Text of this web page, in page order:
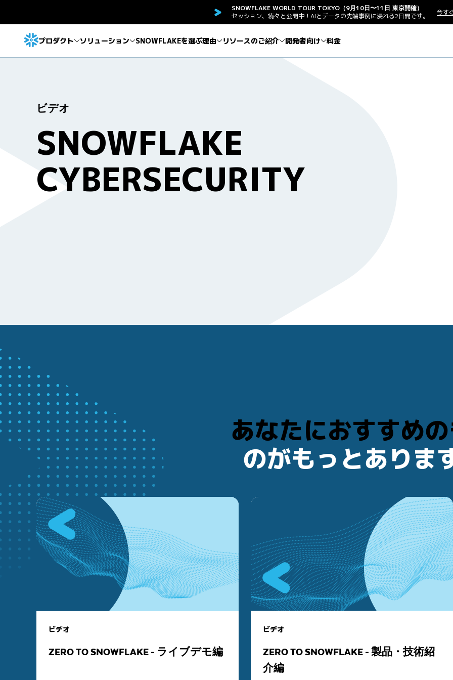
SNOWFLAKE WORLD TOUR TOKYO（9月10日〜11日 東京開催）
セッション、続々と公開中！AIとデータの先端事例に浸れる2日間です。
今す
プロダクト ソリューション SNOWFLAKEを選ぶ理由 リソースのご紹介 開発者向け 料金
ビデオ
SNOWFLAKE
CYBERSECURITY
あなたにおすすめ
のがもっとありま
ビデオ
ZERO TO SNOWFLAKE - ライブデモ編
ビデオ
ZERO TO SNOWFLAKE - 製品・技術紹
介編